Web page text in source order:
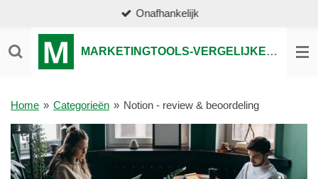
naar
de
MARKETINGTOOLS-VERGELIJKEN.NL
Onafhankelijk
Home » Categorieën » Notion - review & beoordeling